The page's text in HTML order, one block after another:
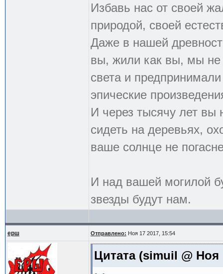
Избавь нас от своей
природой, своей
Даже в нашей
вы, жили как вы, мы не
света и
эпические
И через тысячу лет вы
сидеть на деревьях,
ваше солнце не
И над вашей могилой
звезды будут нам.
ерш Отправлено: Ноя 17 2017, 15:54
Цитата(simuil @ Ноя